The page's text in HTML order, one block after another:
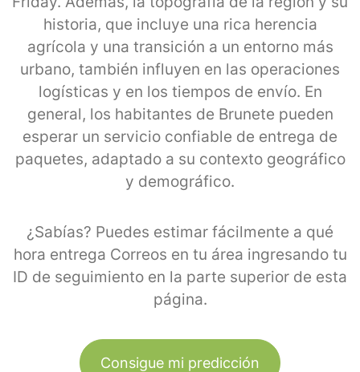
historia, que incluye una rica herencia
agrícola y una transición a un entorno más
urbano, también influyen en las operaciones
logísticas y en los tiempos de envío. En
general, los habitantes de Brunete pueden
esperar un servicio confiable de entrega de
paquetes, adaptado a su contexto geográfico
y demográfico.
¿Sabías? Puedes estimar fácilmente a qué
hora entrega Correos en tu área ingresando tu
ID de seguimiento en la parte superior de esta
página.
Consigue mi predicción